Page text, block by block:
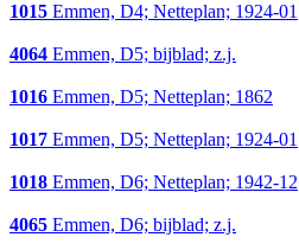
1015 Emmen, D4; Netteplan; 1924-01
4064 Emmen, D5; bijblad; z.j.
1016 Emmen, D5; Netteplan; 1862
1017 Emmen, D5; Netteplan; 1924-01
1018 Emmen, D6; Netteplan; 1942-12
4065 Emmen, D6; bijblad; z.j.